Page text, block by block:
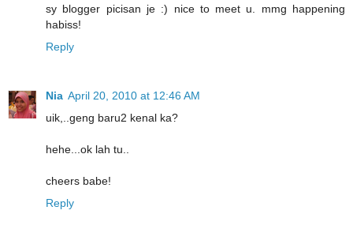
sy blogger picisan je :) nice to meet u. mmg happening
habiss!
Reply
Nia April 20, 2010 at 12:46 AM
uik,..geng baru2 kenal ka?
hehe...ok lah tu..
cheers babe!
Reply